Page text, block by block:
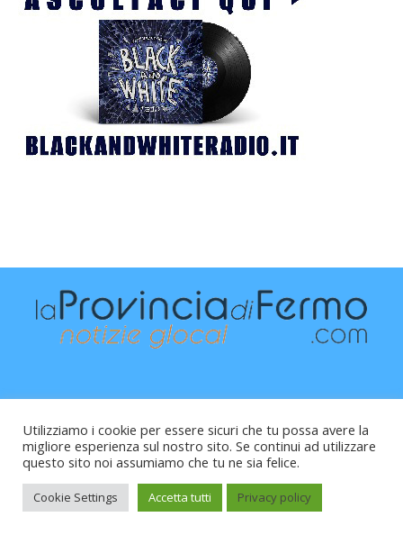
Raffaele Vitali - via Leopardi 10 - 61121 Pesaro (PU) -
Cod.Fisc VTLRFL77B02L500Y - Testata giornalistica, aut.
Trib.Fermo n.04/2010 del 05/08/2010
Utilizziamo i cookie per essere sicuri che tu possa avere la
migliore esperienza sul nostro sito. Se continui ad utilizzare
questo sito noi assumiamo che tu ne sia felice.
Cookie Settings Accetta tutti Privacy policy